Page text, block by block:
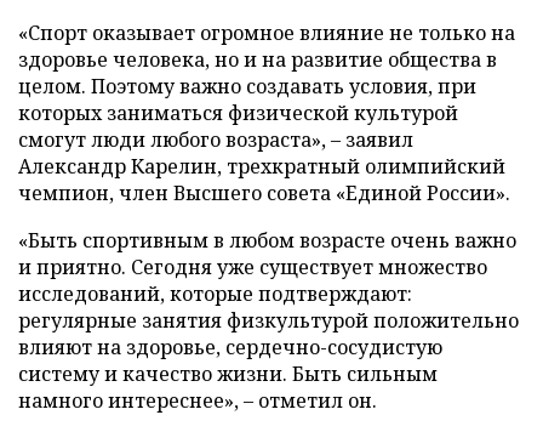
«Спорт оказывает огромное влияние не только на
здоровье человека, но и на развитие общества в
целом. Поэтому важно создавать условия, при
которых заниматься физической культурой
смогут люди любого возраста», – заявил
Александр Карелин, трехкратный олимпийский
чемпион, член Высшего совета «Единой России».
«Быть спортивным в любом возрасте очень важно
и приятно. Сегодня уже существует множество
исследований, которые подтверждают:
регулярные занятия физкультурой положительно
влияют на здоровье, сердечно-сосудистую
систему и качество жизни. Быть сильным
намного интереснее», – отметил он.